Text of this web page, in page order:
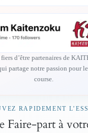
fiers d’être partenaires de
partage notre passion pour
course.
RAPIDEMENT
Faire-part à